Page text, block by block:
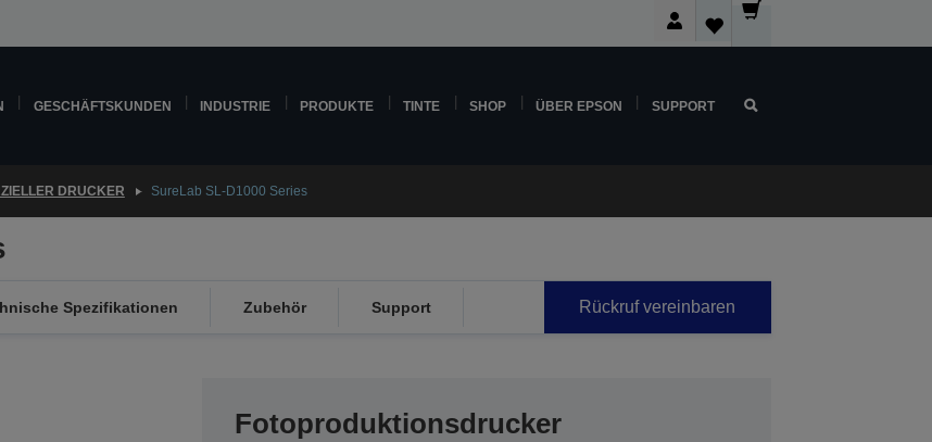
GESCHÄFTSKUNDEN INDUSTRIE PRODUKTE TINTE SHOP ÜBER EPSON SUPPORT
DRUCKER SureLab SL-D1000 Series
Spezifikationen Zubehör Support Rückruf vereinbaren
Fotoproduktionsdrucker